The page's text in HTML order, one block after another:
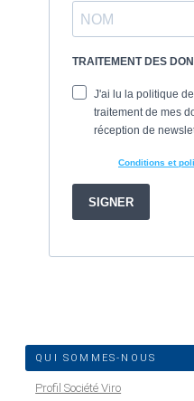
QUI SOMMES-NOUS
Profil Société Viro